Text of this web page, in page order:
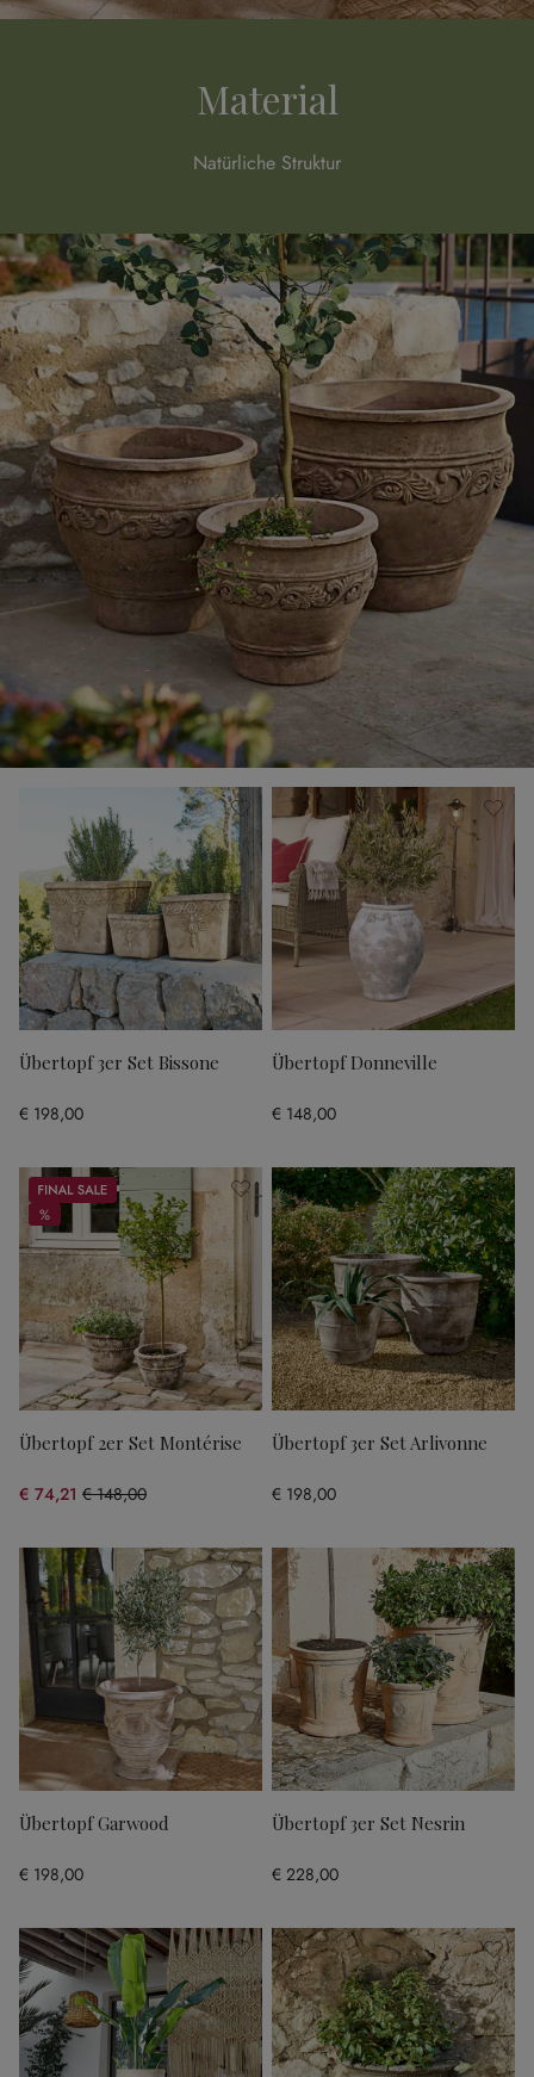
Material
Natürliche Struktur
Übertopf 3er Set Bissone
€ 198,00
Übertopf Donneville
€ 148,00
Sale
%
%
Übertopf 2er Set Montérise
€ 74,21 € 148,00
(49.86% gespart)
Übertopf 3er Set Arlivonne
€ 198,00
Übertopf Garwood
€ 198,00
Übertopf 3er Set Nesrin
€ 228,00